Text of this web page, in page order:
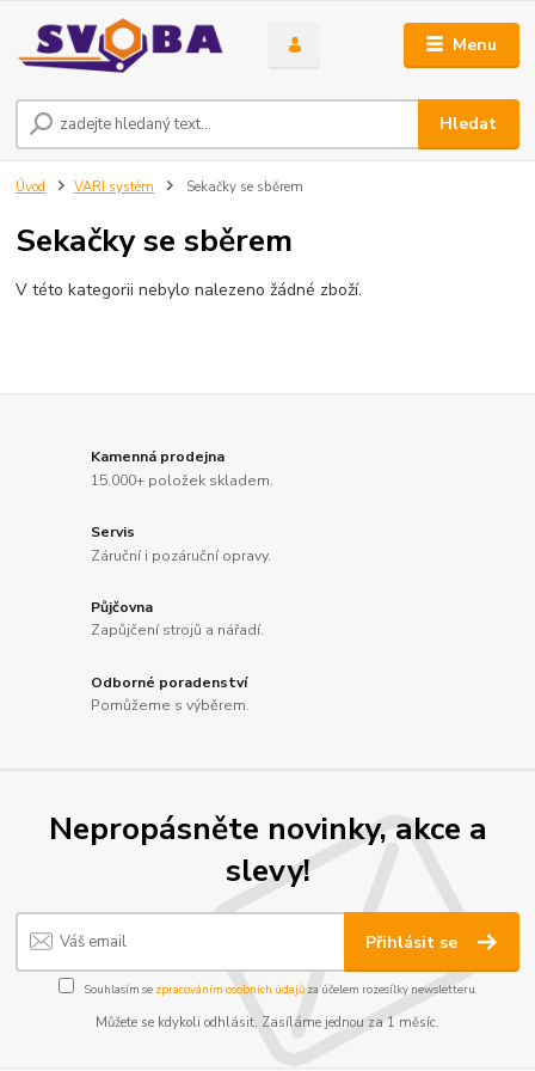
Menu
Hledat
Úvod VARI systém Sekačky se sběrem
Sekačky se sběrem
V této kategorii nebylo nalezeno žádné zboží.
Kamenná prodejna
15.000+ položek skladem.
Servis
Záruční i pozáruční opravy.
Půjčovna
Zapůjčení strojů a nářadí.
Odborné poradenství
Pomůžeme s výběrem.
Nepropásněte novinky, akce a
slevy!
Přihlásit se
Souhlasím se zpracováním osobních údajůza účelem rozesílky newsletteru.
Můžete se kdykoli odhlásit. Zasíláme jednou za 1 měsíc.